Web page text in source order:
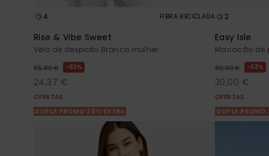
4 FIBRA RECICLADA
Rise & Vibe Sweet
Velo de desporto Branco mulher
65,00 € 63%
24,37 €
OFERTAS
DUPLA PROMO 25% EXTRA
2
Easy Isle
Macacão de
80,00 € 63%
30,00 €
OFERTAS
DUPLA PROMO